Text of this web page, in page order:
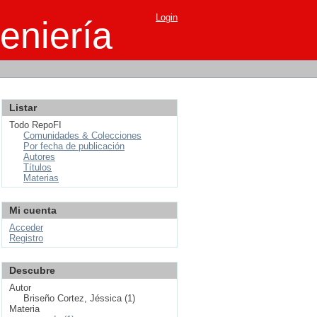
Login
Listar
Todo RepoFI
Comunidades & Colecciones
Por fecha de publicación
Autores
Títulos
Materias
Mi cuenta
Acceder
Registro
Descubre
Autor
Briseño Cortez, Jéssica (1)
Materia